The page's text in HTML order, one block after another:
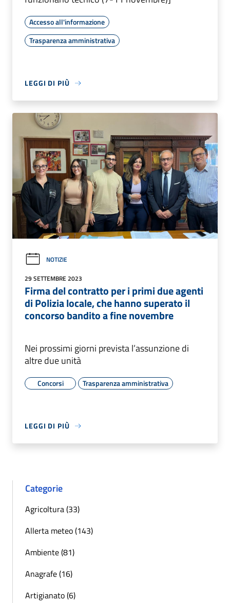
Accesso all'informazione
Trasparenza amministrativa
LEGGI DI PIÙ
NOTIZIE
29 SETTEMBRE 2023
Firma del contratto per i primi due agenti
di Polizia locale, che hanno superato il
concorso bandito a fine novembre
Nei prossimi giorni prevista l’assunzione di
altre due unità
Concorsi Trasparenza amministrativa
LEGGI DI PIÙ
Categorie
Agricoltura (33)
Allerta meteo (143)
Ambiente (81)
Anagrafe (16)
Artigianato (6)